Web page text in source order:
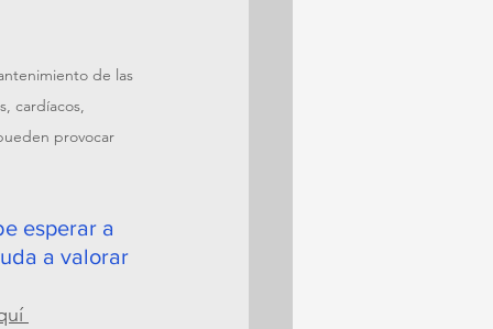
de las
cardíacos,
provocar
esperar a
a valorar